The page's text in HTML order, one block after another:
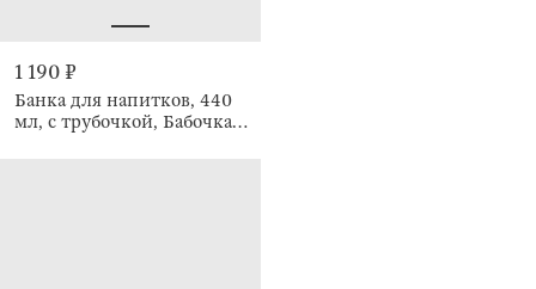
1 190 ₽
Банка для напитков, 440
мл, с трубочкой, Бабочка,